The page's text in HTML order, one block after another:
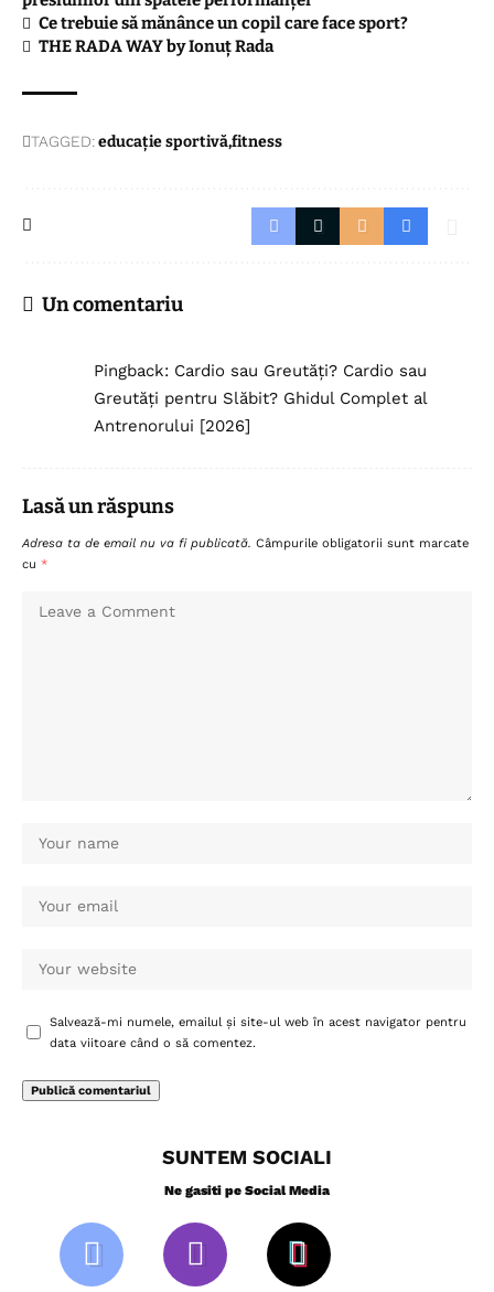
Ce trebuie să mănânce un copil care face sport?
THE RADA WAY by Ionuţ Rada
TAGGED:educație sportivăfitness
Un comentariu
Pingback: Cardio sau Greutăți? Cardio sau
Greutăți pentru Slăbit? Ghidul Complet al
Antrenorului [2026]
Lasă un răspuns
Adresa ta de email nu va fi publicată. Câmpurile obligatorii sunt marcate
cu *
Salvează-mi numele, emailul și site-ul web în acest navigator pentru
data viitoare când o să comentez.
SUNTEM SOCIALI
Ne gasiti pe Social Media